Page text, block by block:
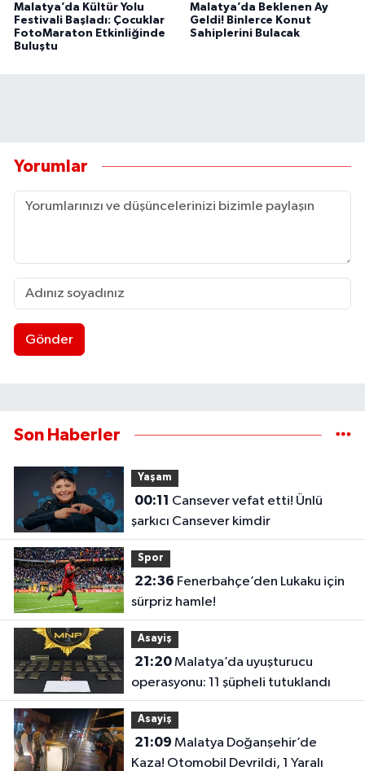
Malatya’da Kültür Yolu
Festivali Başladı: Çocuklar
FotoMaraton Etkinliğinde
Buluştu
Malatya’da Beklenen Ay
Geldi! Binlerce Konut
Sahiplerini Bulacak
Yorumlar
Gönder
Son Haberler
Yaşam
00:11
şarkıcı Cansever kimdir
Spor
22:36
sürpriz hamle!
Asayiş
21:20Malatya’da uyuşturucu
operasyonu: 11 şüpheli tutuklandı
Asayiş
21:09
Kaza! Otomobil Devrildi, 1 Yaralı